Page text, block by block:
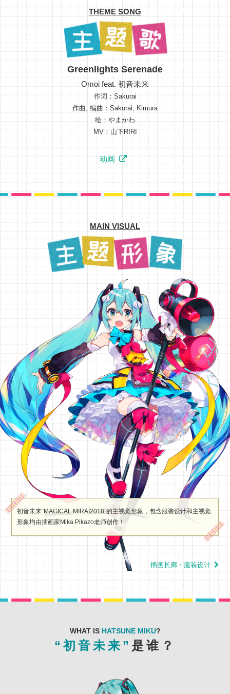
THEME SONG
Greenlights Serenade
Omoi feat. 初音未来
作词：Sakurai
作曲, 编曲：Sakurai, Kimura
绘：やまかわ
MV：山下RIRI
动画
MAIN VISUAL
メインビジ
初音未来“MAGICAL MIRAI2018”的主视觉形象，包含服装设计和主视觉
形象均由插画家Mika Pikazo老师创作！
插画长廊・服装设计
WHAT IS HATSUNE MIKU?
“初音未来” 是谁？